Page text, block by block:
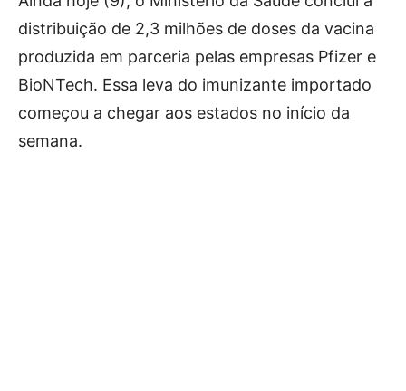
distribuição de 2,3 milhões de doses da vacina
produzida em parceria pelas empresas Pfizer e
BioNTech. Essa leva do imunizante importado
começou a chegar aos estados no início da
semana.